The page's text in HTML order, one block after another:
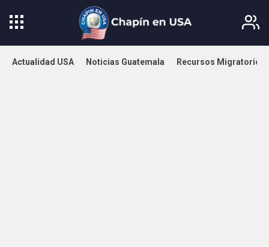
Actualidad USA Noticias Guatemala Recursos Migratorios